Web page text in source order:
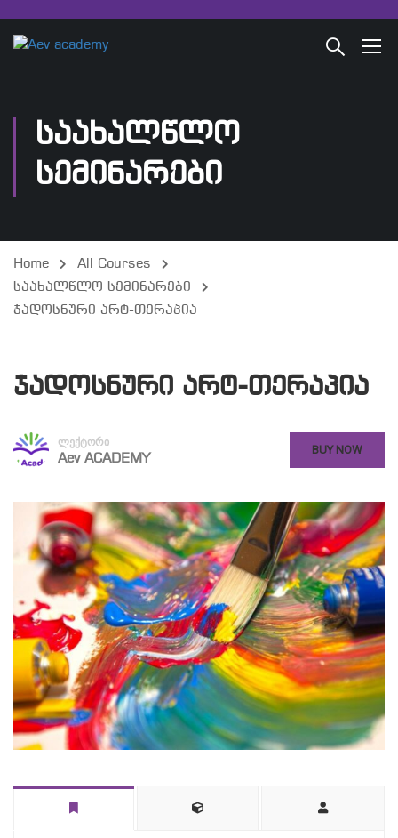
ᲡᲐᲐᲮᲐᲚᲬᲚᲝ
ᲡᲔᲛᲘᲜᲐᲠᲔᲑᲘ
Home
All Courses
საახალწლო სემინარები
ჯადოსნური არტ-თერაპია
ჯადოსნური არტ-თერაპია
ლექტორი
Aev ACADEMY
BUY NOW